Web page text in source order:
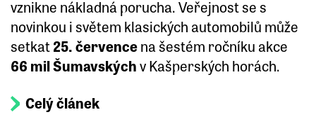
vznikne nákladná porucha. Veřejnost se s
novinkou i světem klasických automobilů může
setkat 25. července na šestém ročníku akce
66 mil Šumavských v Kašperských horách.
Celý článek